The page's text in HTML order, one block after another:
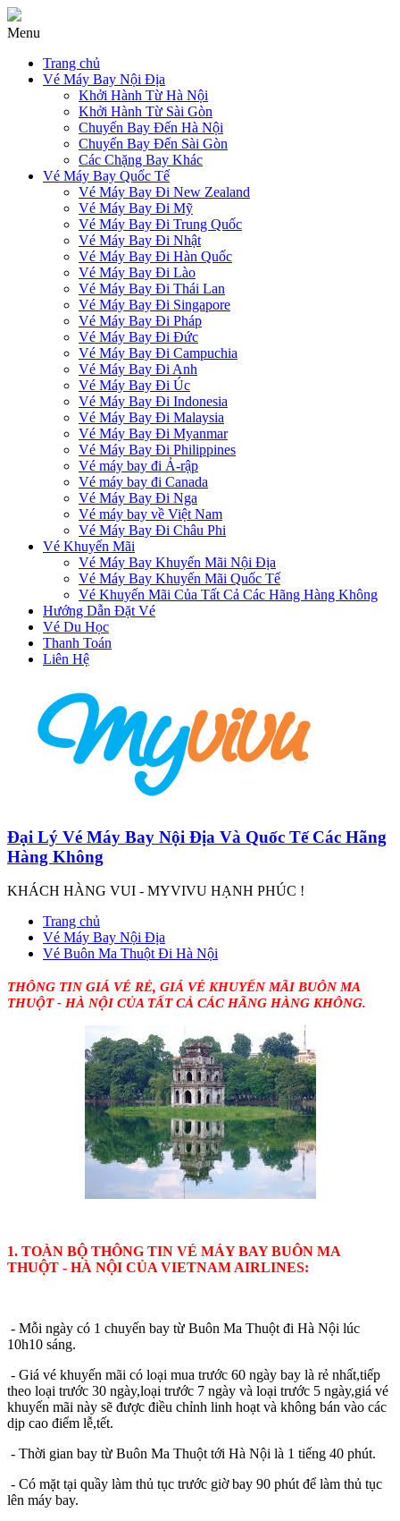
Menu
Trang chủ
Vé Máy Bay Nội Địa
Khởi Hành Từ Hà Nội
Khởi Hành Từ Sài Gòn
Chuyến Bay Đến Hà Nội
Chuyến Bay Đến Sài Gòn
Các Chặng Bay Khác
Vé Máy Bay Quốc Tế
Vé Máy Bay Đi New Zealand
Vé Máy Bay Đi Mỹ
Vé Máy Bay Đi Trung Quốc
Vé Máy Bay Đi Nhật
Vé Máy Bay Đi Hàn Quốc
Vé Máy Bay Đi Lào
Vé Máy Bay Đi Thái Lan
Vé Máy Bay Đi Singapore
Vé Máy Bay Đi Pháp
Vé Máy Bay Đi Đức
Vé Máy Bay Đi Campuchia
Vé Máy Bay Đi Anh
Vé Máy Bay Đi Úc
Vé Máy Bay Đi Indonesia
Vé Máy Bay Đi Malaysia
Vé Máy Bay Đi Myanmar
Vé Máy Bay Đi Philippines
Vé máy bay đi Ả-rập
Vé máy bay đi Canada
Vé Máy Bay Đi Nga
Vé máy bay về Việt Nam
Vé Máy Bay Đi Châu Phi
Vé Khuyến Mãi
Vé Máy Bay Khuyến Mãi Nội Địa
Vé Máy Bay Khuyến Mãi Quốc Tế
Vé Khuyến Mãi Của Tất Cả Các Hãng Hàng Không
Hướng Dẫn Đặt Vé
Vé Du Học
Thanh Toán
Liên Hệ
Đại Lý Vé Máy Bay Nội Địa Và Quốc Tế Các Hãng
Hàng Không
KHÁCH HÀNG VUI - MYVIVU HẠNH PHÚC !
Trang chủ
Vé Máy Bay Nội Địa
Vé Buôn Ma Thuột Đi Hà Nội
THÔNG TIN GIÁ VÉ RẺ, GIÁ VÉ KHUYẾN MÃI BUÔN MA
THUỘT- HÀ NỘI CỦA TẤT CẢ CÁC HÃNG HÀNG KHÔNG.
1. TOÀN BỘ THÔNG TIN VÉ MÁY BAY BUÔN MA
THUỘT - HÀ NỘI CỦA VIETNAM AIRLINES:
- Mỗi ngày có 1 chuyến bay từ Buôn Ma Thuột đi Hà Nội lúc
10h10 sáng.
- Giá vé khuyến mãi có loại mua trước 60 ngày bay là rẻ nhất,tiếp
theo loại trước 30 ngày,loại trước 7 ngày và loại trước 5 ngày,giá vé
khuyến mãi này sẽ được điều chỉnh linh hoạt và không bán vào các
dịp cao điểm lễ,tết.
- Thời gian bay từ Buôn Ma Thuột tới Hà Nội là 1 tiếng 40 phút.
- Có mặt tại quầy làm thủ tục trước giờ bay 90 phút để làm thủ tục
lên máy bay.